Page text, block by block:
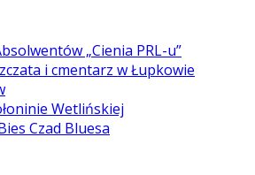
„Cienia PRL-u”
i cmentarz w Łupkowie
Wetlińskiej
Czad Bluesa